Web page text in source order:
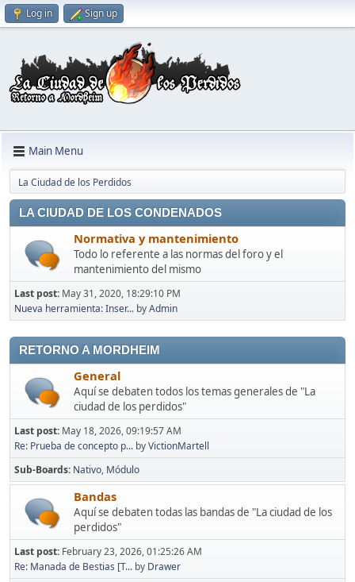
Log in Sign up
Main Menu
La Ciudad de los Perdidos
LA CIUDAD DE LOS CONDENADOS
Normativa y mantenimiento
Todo lo referente a las normas del foro y el
mantenimiento del mismo
Last post: May 31, 2020, 18:29:10 PM
Nueva herramienta: Inser... byAdmin
RETORNO A MORDHEIM
General
Aquí se debaten todos los temas generales de "La
ciudad de los perdidos"
Last post: May 18, 2026, 09:19:57 AM
Re: Prueba de concepto p... byVictionMartell
Sub-Boards Nativo Módulo
Bandas
Aquí se debaten todas las bandas de "La ciudad de los
perdidos"
Last post: February 23, 2026, 01:25:26 AM
Re: Manada de Bestias [T... by Drawer